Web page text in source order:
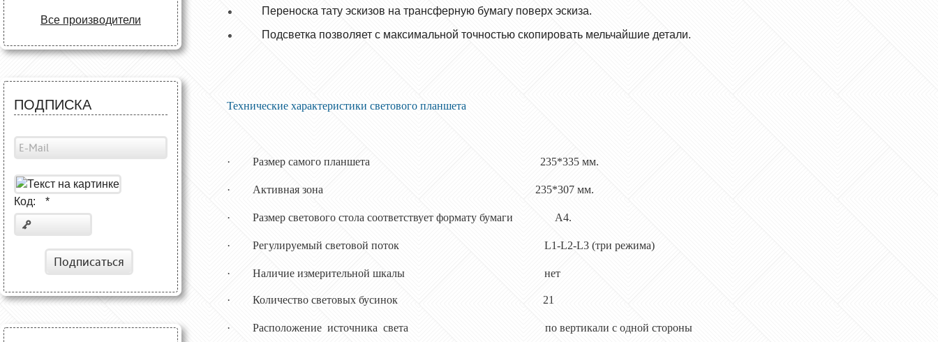
Все производители
ПОДПИСКА
Код: *
Подписаться
Переноска тату эскизов на трансферную бумагу поверх эскиза.
Подсветка позволяет с максимальной точностью скопировать мельчайшие детали.
Технические характеристики светового планшета
· Размер самого планшета 235*335 мм.
· Активная зона 235*307 мм.
· Размер светового стола соответствует формату бумаги А4.
· Регулируемый световой поток L1-L2-L3 (три режима)
· Наличие измерительной шкалы нет
· Количество световых бусинок 21
· Расположение источника света по вертикали с одной стороны